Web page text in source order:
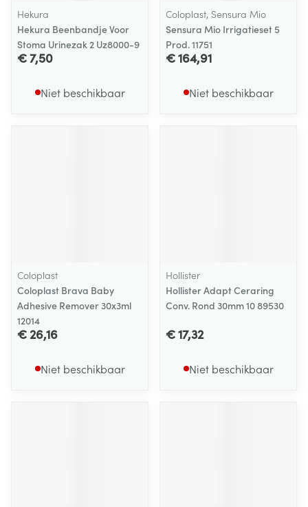
Hekura
Hekura Beenbandje Voor
Stoma Urinezak 2 Uz8000-9
€ 7,50
Niet beschikbaar
Coloplast, Sensura Mio
Sensura Mio Irrigatieset 5
Prod. 11751
€ 164,91
Niet beschikbaar
Coloplast
Coloplast Brava Baby
Adhesive Remover 30x3ml
12014
€ 26,16
Niet beschikbaar
Hollister
Hollister Adapt Ceraring
Conv. Rond 30mm 10 89530
€ 17,32
Niet beschikbaar